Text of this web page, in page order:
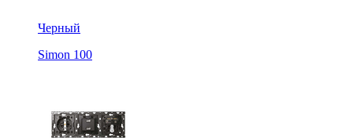
Черный
Simon 100